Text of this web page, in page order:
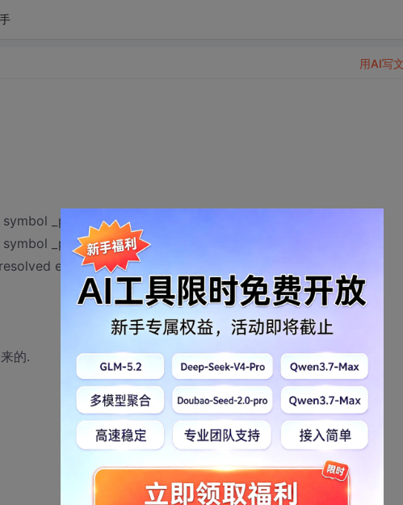
_pcap_freealldevs
_pcap_findalldevs
externals
的.
用AI写